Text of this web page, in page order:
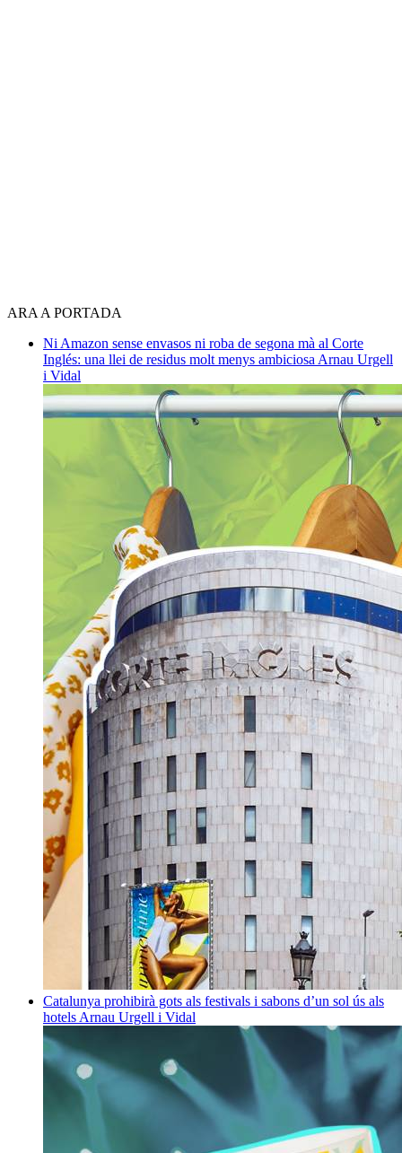
ARA A PORTADA
Ni Amazon sense envasos ni roba de segona mà al Corte
Inglés: una llei de residus molt menys ambiciosa Arnau Urgell
i Vidal
Catalunya prohibirà gots als festivals i sabons d’un sol ús als
hotels Arnau Urgell i Vidal